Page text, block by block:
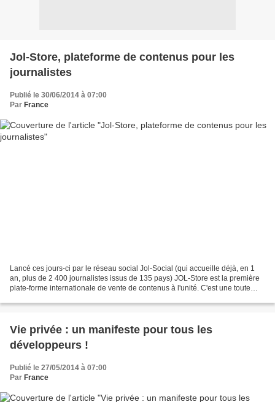
Jol-Store, plateforme de contenus pour les
journalistes
Publié le 30/06/2014 à 07:00
Par France
Lancé ces jours-ci par le réseau social Jol-Social (qui accueille déjà, en 1
an, plus de 2 400 journalistes issus de 135 pays) JOL-Store est la première
plate-forme internationale de vente de contenus à l'unité. C'est une toute
Vie privée : un manifeste pour tous les
développeurs !
Publié le 27/05/2014 à 07:00
Par France